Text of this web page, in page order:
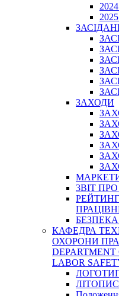
ЗАХОДИ
3BIT
КАФЕДРА
ОХОРОНИ
LABOR